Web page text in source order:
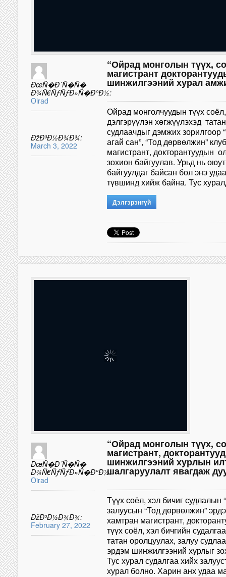
ÐœÑ�Ð´Ñ�Ñ�
Ð¾Ñ€ÑƒÑƒÐ»Ñ�Ð°Ð½:
Oirad
ÐžÐ³Ð½Ð¾Ð¾:
March 3, 2022
“Ойрад монголын түүх,
магистрант
шинжилгээний хурал
Ойрад монголчуудын түүх
дэлгэрүүлэн хөгжүүлэхэд
судлаачдыг дэмжих зорилгоор
агай сан”, “Тод дөрвөлжин”
магистрант, докторантуудын
зохион байгуулав. Урьд нь
байгуулдаг байсан бол энэ
түвшинд хийж байна. Тус
Дэлгэрэнгүй
ÐœÑ�Ð´Ñ�Ñ�
Ð¾Ñ€ÑƒÑƒÐ»Ñ�Ð°Ð½:
Oirad
ÐžÐ³Ð½Ð¾Ð¾:
February 27, 2022
“Ойрад монголын түүх,
магистрант,
шинжилгээний хурлын
шалгаруулалт явагдаж
Түүх соёл, хэл бичиг судлалын
залуусын “Тод дөрвөлжин”
хамтран магистрант,
түүх соёл, хэл бичгийн
татан оролцуулах, залуу
эрдэм шинжилгээний хурлыг
Тус хурал судалгаа хийх
хурал болно. Харин анх удаа